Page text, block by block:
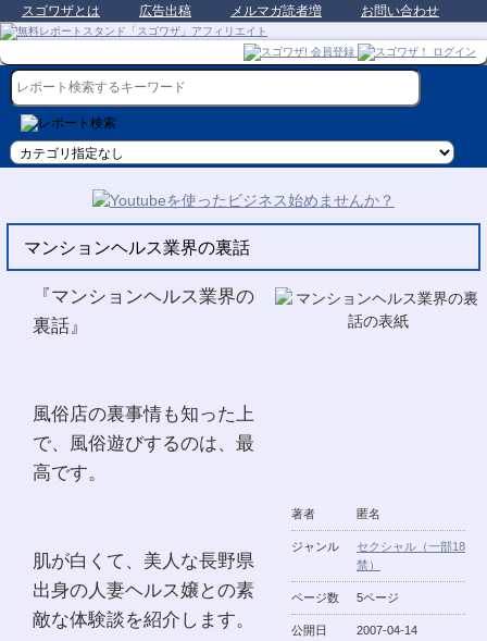
スゴワザとは 広告出稿 メルマガ読者増 お問い合わせ
マンションヘルス業界の裏話
著者 匿名
ジャンル
セクシャル（一部18
禁）
ページ数 5ページ
公開日 2007-04-14
『マンションヘルス業界の
裏話』
風俗店の裏事情も知った上
で、風俗遊びするのは、最
高です。
肌が白くて、美人な長野県
出身の人妻ヘルス嬢との素
敵な体験談を紹介します。